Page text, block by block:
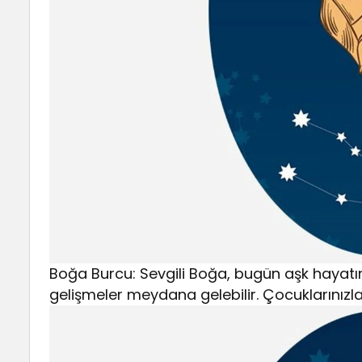
Boğa Burcu: Sevgili Boğa, bugün aşk
gelişmeler meydana gelebilir.